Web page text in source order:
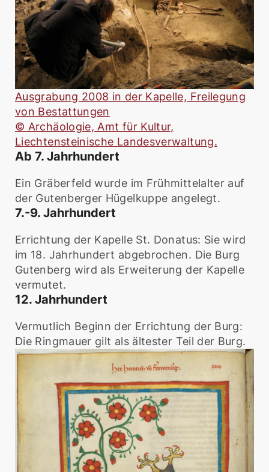
Ausgrabung 2008 in der Kapelle, Freilegung
von Bestattungen
© Archäologie, Amt für Kultur,
Liechtensteinische Landesverwaltung.
Ab 7. Jahrhundert
Ein Gräberfeld wurde im Frühmittelalter auf
der Gutenberger Hügelkuppe angelegt.
7.-9. Jahrhundert
Errichtung der Kapelle St. Donatus: Sie wird
im 18. Jahrhundert abgebrochen. Die Burg
Gutenberg wird als Erweiterung der Kapelle
vermutet.
12. Jahrhundert
Vermutlich Beginn der Errichtung der Burg:
Die Ringmauer gilt als ältester Teil der Burg.